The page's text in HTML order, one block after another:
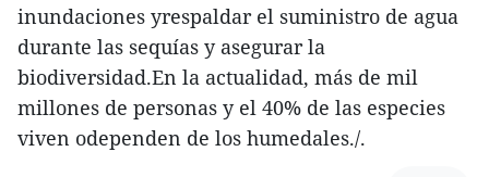
inundaciones yrespaldar el suministro de agua
durante las sequías y asegurar la
biodiversidad.En la actualidad, más de mil
millones de personas y el 40% de las especies
viven odependen de los humedales./.